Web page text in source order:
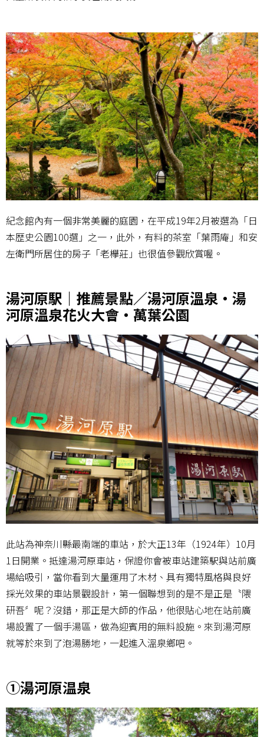
紀念館內有一個非常美麗的庭園，在平成19年2月被選為「日
本歴史公園100選」之一，此外，有料的茶室「葉雨庵」和安
左衛門所居住的房子「老欅莊」也很值參觀欣賞喔。
湯河原駅｜推薦景點／湯河原溫泉・湯
河原溫泉花火大會・萬葉公園
此站為神奈川縣最南端的車站，於大正13年（1924年）10月
1日開業。抵達湯河原車站，保證你會被車站建築駅與站前廣
場給吸引，當你看到大量運用了木材、具有獨特風格與良好
採光效果的車站景觀設計，第一個聯想到的是不是正是〝隈
研吾〞呢？沒錯，那正是大師的作品，他很貼心地在站前廣
場設置了一個手湯區，做為迎賓用的無料設施。來到湯河原
就等於來到了泡湯勝地，一起進入溫泉鄉吧。
①湯河原温泉